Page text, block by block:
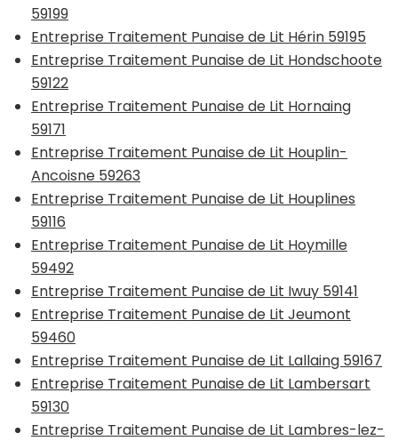
59199
Entreprise Traitement Punaise de Lit Hérin 59195
Entreprise Traitement Punaise de Lit Hondschoote
59122
Entreprise Traitement Punaise de Lit Hornaing
59171
Entreprise Traitement Punaise de Lit Houplin-
Ancoisne 59263
Entreprise Traitement Punaise de Lit Houplines
59116
Entreprise Traitement Punaise de Lit Hoymille
59492
Entreprise Traitement Punaise de Lit Iwuy 59141
Entreprise Traitement Punaise de Lit Jeumont
59460
Entreprise Traitement Punaise de Lit Lallaing 59167
Entreprise Traitement Punaise de Lit Lambersart
59130
Entreprise Traitement Punaise de Lit Lambres-lez-